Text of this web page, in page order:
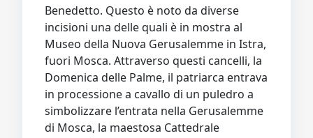
Benedetto. Questo è noto da diverse
incisioni una delle quali è in mostra al
Museo della Nuova Gerusalemme in Istra,
fuori Mosca. Attraverso questi cancelli, la
Domenica delle Palme, il patriarca entrava
in processione a cavallo di un puledro a
simbolizzare l’entrata nella Gerusalemme
di Mosca, la maestosa Cattedrale